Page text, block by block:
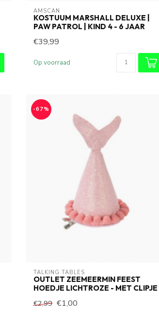
AMSCAN
KOSTUUM MARSHALL DELUXE |
PAW PATROL | KIND 4 - 6 JAAR
€39,99
Op voorraad
-67%
TALKING TABLES
OUTLET ZEEMEERMIN FEEST
HOEDJE LICHTROZE - MET CLIPJE
€2,99 €1,00